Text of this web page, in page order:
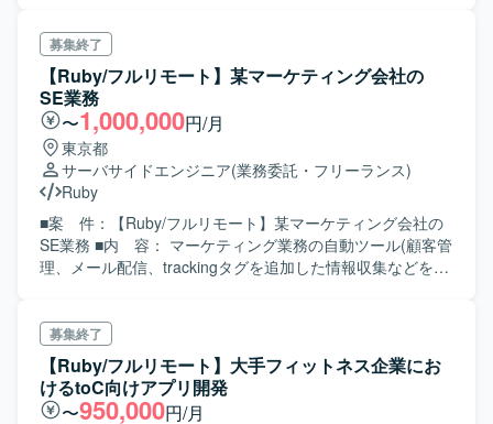
・Railsエンジニア : 2名（全体8名） ・フロントエンジニア
: 2名（全体10名）
募集終了
【Ruby/フルリモート】某マーケティング会社の
SE業務
〜1,000,000円/月
東京都
サーバサイドエンジニア(業務委託・フリーランス)
Ruby
■案 件：【Ruby/フルリモート】某マーケティング会社の
SE業務 ■内 容： マーケティング業務の自動ツール(顧客管
理、メール配信、trackingタグを追加した情報収集などを行
保有している企業となります。 ＜主な業務内容＞ チケット
販売システムの実装をメインで行っていただく予定です。
3000万人ほどが登録するWebシステムを最大10名ほどで開
発いただくことになります。 詳細設計の作成ならびに開発
募集終了
【Ruby/フルリモート】大手フィットネス企業にお
けるtoC向けアプリ開発
〜950,000円/月